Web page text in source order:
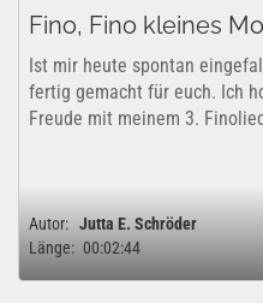
Fino, Fino kleines
Ist mir heute spontan
fertig gemacht für euch. Ich
Freude mit meinem 3.
Autor: Jutta E. Schröder
Länge: 00:02:44